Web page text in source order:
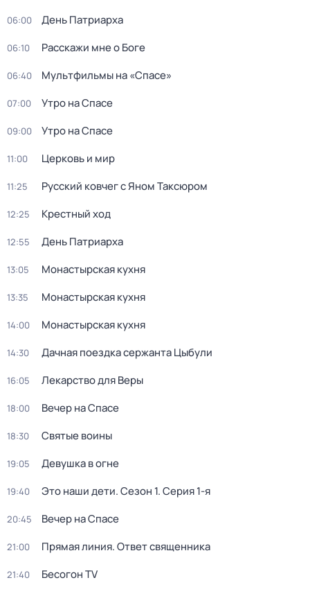
06:00 День Патриарха
06:10 Расскажи мне о Боге
06:40 Мультфильмы на «Спасе»
07:00 Утро на Спасе
09:00 Утро на Спасе
11:00 Церковь и мир
11:25 Русский ковчег с Яном Таксюром
12:25 Крестный ход
12:55 День Патриарха
13:05 Монастырская кухня
13:35 Монастырская кухня
14:00 Монастырская кухня
14:30 Дачная поездка сержанта Цыбули
16:05 Лекарство для Веры
18:00 Вечер на Спасе
18:30 Святые воины
19:05 Девушка в огне
19:40 Это наши дети. Сезон 1. Серия 1-я
20:45 Вечер на Спасе
21:00 Прямая линия. Ответ священника
21:40
Бесогон TV